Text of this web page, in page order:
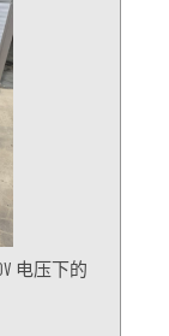
电压下的